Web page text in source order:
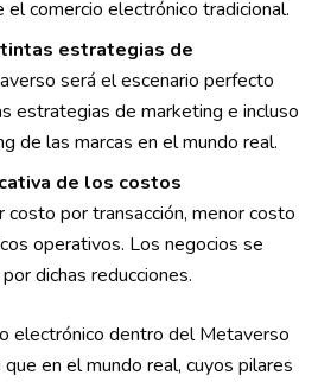
comercio electrónico tradicional.
estrategias de
será el escenario perfecto
estrategias de marketing e incluso
de las marcas en el mundo real.
de los costos
costo por transacción, menor costo
operativos. Los negocios se
dichas reducciones.
electrónico dentro del Metaverso
en el mundo real, cuyos pilares